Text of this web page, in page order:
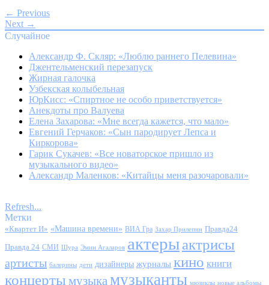
← Previous
Next →
Случайное
Александр Ф. Скляр: «Люблю раннего Пелевина»
Джентельменский перезапуск
Жирная галочка
Узбекская колыбельная
ЮрКисс: «Спиртное не особо приветствуется»
Анекдоты про Валуева
Елена Захарова: «Мне всегда кажется, что мало»
Евгений Герчаков: «Сын пародирует Лепса и
Киркорова»
Гарик Сукачев: «Все новаторское пришло из
музыкального видео»
Александр Маленков: «Китайцы меня разочаровали»
Refresh...
Метки
«Квартет И» «Машина времени» ВИА Гра Захар Прилепин Правда24
Правда 24 СМИ Шура Эмин Агаларов актерыактрисы
артисты балерины дети дизайнеры журналы кино книги
концерты музыка музыканты мюзиклы новые альбомы